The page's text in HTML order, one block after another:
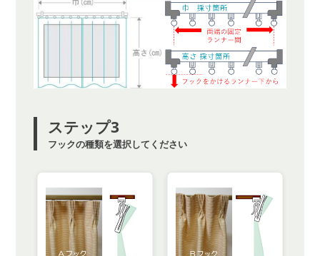
ステップ3
フックの種類を選択してください